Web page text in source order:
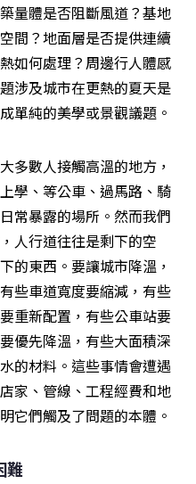
量體是否阻斷風道？基地
間？地面層是否提供連續
如何處理？周邊行人體感
涉及城市在更熱的夏天是
單純的美學或景觀議題。
多數人接觸高溫的地方，
學、等公車、過馬路、騎
常暴露的場所。然而我們
人行道往往是剩下的空
的東西。要讓城市降溫，
些車道寬度要縮減，有些
重新配置，有些公車站要
優先降溫，有些大面積深
的材料。這些事情會遭遇
家、管線、工程經費和地
它們觸及了問題的本體。
難